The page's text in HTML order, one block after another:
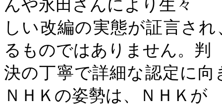
んや永田さんにより生々
しい改編の実態が証言さ
るものではありません。判
決の丁寧で詳細な認定に
ＮＨＫの姿勢は、ＮＨＫが